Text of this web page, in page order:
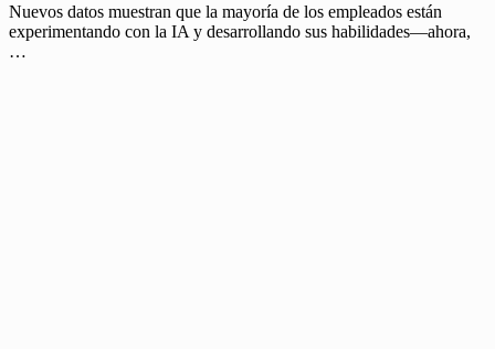
Nuevos datos muestran que la mayoría de los empleados están
experimentando con la IA y desarrollando sus habilidades—ahora,
…